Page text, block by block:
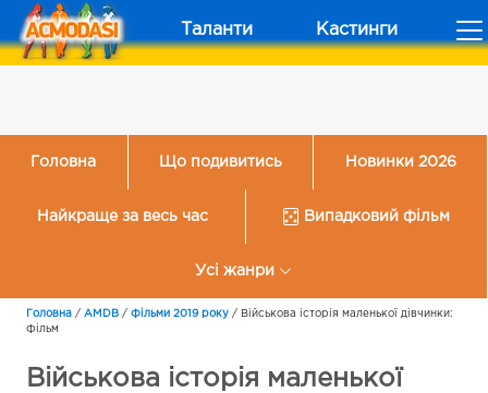
Таланти Кастинги
Головна Що подивитись Новинки 2026
Найкраще за весь час Випадковий фільм
Усі жанри
Головна / AMDB / Фільми 2019 року / Військова історія маленької дівчинки:
Фільм
Військова історія маленької